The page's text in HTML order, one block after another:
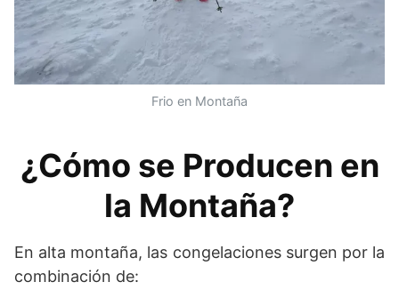
Frio en Montaña
¿Cómo se Producen en
la Montaña?
En alta montaña, las congelaciones surgen por la
combinación de: